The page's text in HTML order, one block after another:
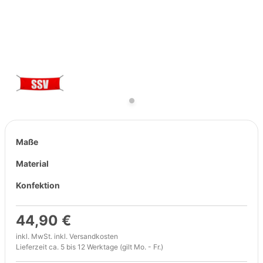
Maße
Material
Konfektion
44,90 €
inkl. MwSt. inkl. Versandkosten
Lieferzeit ca. 5 bis 12 Werktage (gilt Mo. - Fr.)